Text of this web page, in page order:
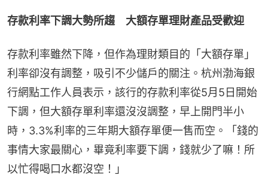
存款利率下調大勢所趨　大額存單理財產品受歡迎
存款利率雖然下降，但作為理財類目的「大額存單」
利率卻沒有調整，吸引不少儲戶的關注。杭州渤海銀
行網點工作人員表示，該行的存款利率從5月5日開始
下調，但大額存單利率還沒沒調整，早上開門半小
時，3.3%利率的三年期大額存單便一售而空。「錢的
事情大家最關心，畢竟利率要下調，錢就少了嘛！所
以忙得喝口水都沒空！」